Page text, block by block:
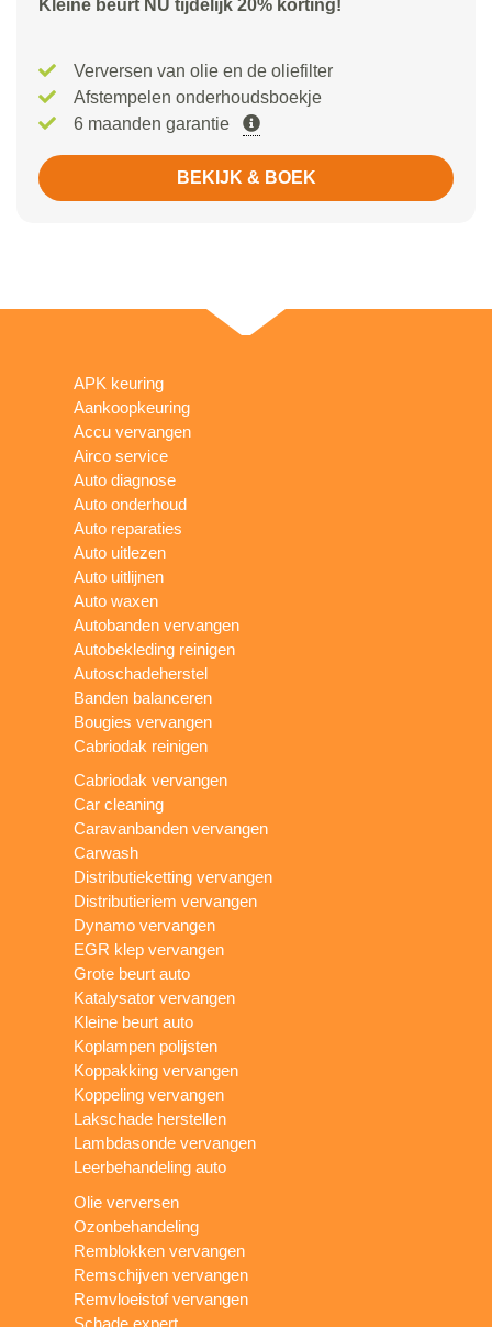
Kleine beurt NU tijdelijk 20% korting!
Verversen van olie en de oliefilter
Afstempelen onderhoudsboekje
6 maanden garantie
BEKIJK & BOEK
APK keuring
Aankoopkeuring
Accu vervangen
Airco service
Auto diagnose
Auto onderhoud
Auto reparaties
Auto uitlezen
Auto uitlijnen
Auto waxen
Autobanden vervangen
Autobekleding reinigen
Autoschadeherstel
Banden balanceren
Bougies vervangen
Cabriodak reinigen
Cabriodak vervangen
Car cleaning
Caravanbanden vervangen
Carwash
Distributieketting vervangen
Distributieriem vervangen
Dynamo vervangen
EGR klep vervangen
Grote beurt auto
Katalysator vervangen
Kleine beurt auto
Koplampen polijsten
Koppakking vervangen
Koppeling vervangen
Lakschade herstellen
Lambdasonde vervangen
Leerbehandeling auto
Olie verversen
Ozonbehandeling
Remblokken vervangen
Remschijven vervangen
Remvloeistof vervangen